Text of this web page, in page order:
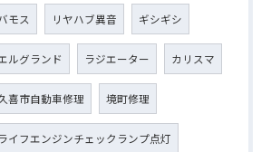
モス リヤハブ異音 ギシギシ
ルグランド ラジエーター カリスマ
喜市自動車修理 境町修理
ライフエンジンチェックランプ点灯